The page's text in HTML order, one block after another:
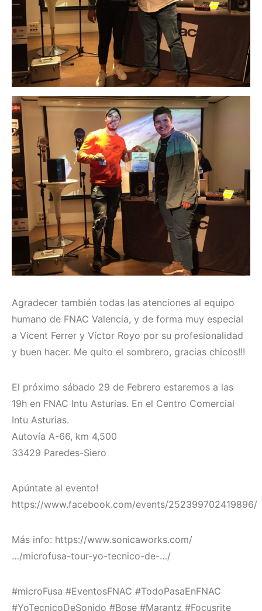
Agradecer también todas las atenciones al equipo
humano de FNAC Valencia, y de forma muy especial
a Vicent Ferrer y Víctor Royo por su profesionalidad
y buen hacer. Me quito el sombrero, gracias chicos!!!
El próximo sábado 29 de Febrero estaremos a las
19h en FNAC Intu Asturias. En el Centro Comercial
Intu Asturias.
Autovía A-66, km 4,500
33429 Paredes-Siero
Apúntate al evento!
https://www.facebook.com/events/252399702419896/
Más info: https://www.sonicaworks.com/
…/microfusa-tour-yo-tecnico-de-…/
#microFusa #EventosFNAC #TodoPasaEnFNAC
#YoTecnicoDeSonido #Bose #Marantz #Focusrite